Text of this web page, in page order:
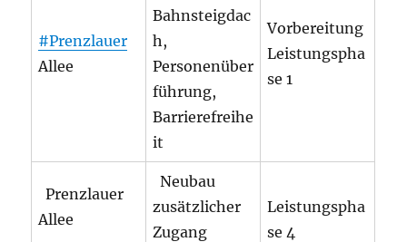
#Prenzlauer
Allee
Bahnsteigdac
h,
Personenüber
führung,
Barrierefreihe
it
Vorbereitung
Leistungspha
se 1
Prenzlauer
Allee
Neubau
zusätzlicher
Zugang
Leistungspha
se 4